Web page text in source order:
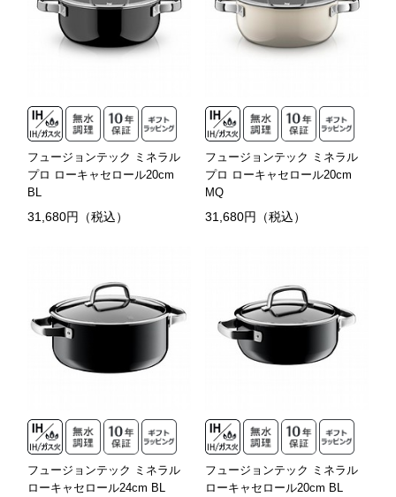
フュージョンテック ミネラル
プロ ローキャセロール20cm
BL
31,680円（税込）
フュージョンテック ミネラル
プロ ローキャセロール20cm
MQ
31,680円（税込）
フュージョンテック ミネラル
ローキャセロール24cm BL
フュージョンテック ミネラル
ローキャセロール20cm BL